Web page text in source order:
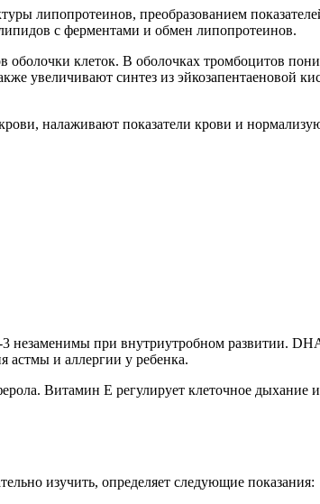
липопротеинов, преобразованием
с ферментами и обмен липопротеинов.
оболочки клеток. В оболочках тромбоцитов
увеличивают синтез из эйкозапентаеновой
налаживают показатели крови и
незаменимы при внутриутробном развитии.
астмы и аллергии у ребенка.
Витамин E регулирует клеточное
изучить, определяет следующие показания: